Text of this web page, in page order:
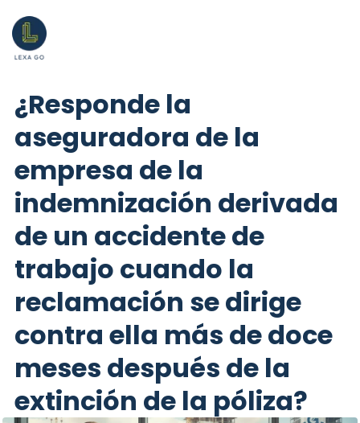
¿Responde la
aseguradora de la
empresa de la
indemnización derivada
de un accidente de
trabajo cuando la
reclamación se dirige
contra ella más de doce
meses después de la
extinción de la póliza?